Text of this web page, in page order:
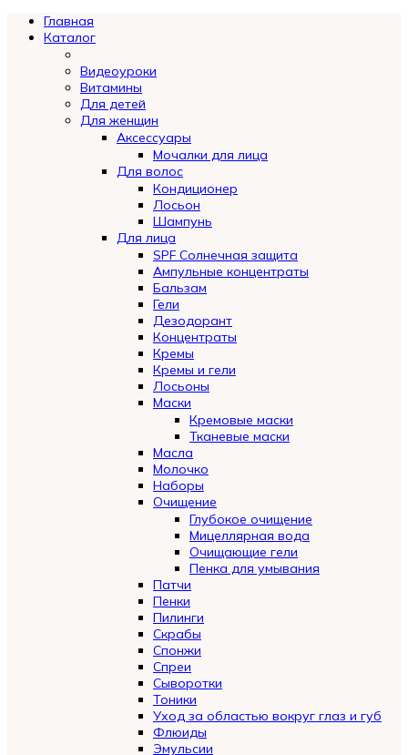
Главная
Каталог
Видеоуроки
Витамины
Для детей
Для женщин
Аксессуары
Мочалки для лица
Для волос
Кондиционер
Лосьон
Шампунь
Для лица
SPF Солнечная защита
Ампульные концентраты
Бальзам
Гели
Дезодорант
Концентраты
Кремы
Кремы и гели
Лосьоны
Маски
Кремовые маски
Тканевые маски
Масла
Молочко
Наборы
Очищение
Глубокое очищение
Мицеллярная вода
Очищающие гели
Пенка для умывания
Патчи
Пенки
Пилинги
Скрабы
Спонжи
Спреи
Сыворотки
Тоники
Уход за областью вокруг глаз и губ
Флюиды
Эмульсии